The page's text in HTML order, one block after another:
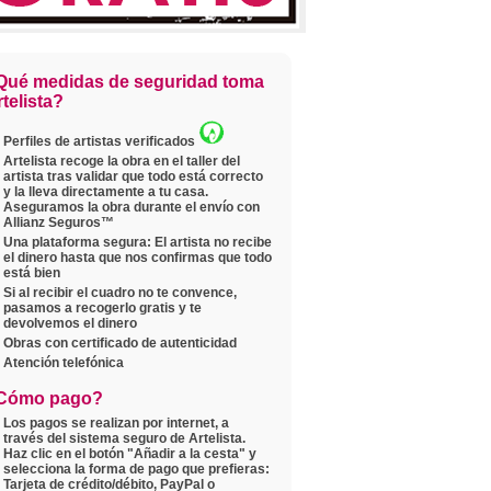
medidas de seguridad toma
Perfiles de artistas verificados
Artelista recoge la obra en el taller del
artista tras validar que todo está correcto
y la lleva directamente a tu casa.
Aseguramos la obra durante el envío con
Allianz Seguros™
Una plataforma segura: El artista no recibe
el dinero hasta que nos confirmas que todo
está bien
Si al recibir el cuadro no te convence,
pasamos a recogerlo gratis y te
devolvemos el dinero
Obras con certificado de autenticidad
Atención telefónica
pago?
Los pagos se realizan por internet, a
través del sistema seguro de Artelista.
Haz clic en el botón "Añadir a la cesta" y
selecciona la forma de pago que prefieras:
Tarjeta de crédito/débito, PayPal o